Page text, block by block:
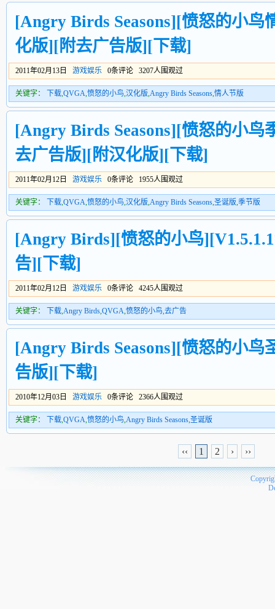
[Angry Birds Seasons][愤怒的小鸟
化版][附去广告版][下载]
2011年02月13日 游戏娱乐 0条评论 3207人围观过
关键字： 下载,QVGA,愤怒的小鸟,汉化版,Angry Birds Seasons,情人节版
[Angry Birds Seasons][愤怒的小鸟
去广告版][附汉化版][下载]
2011年02月12日 游戏娱乐 0条评论 1955人围观过
关键字： 下载,QVGA,愤怒的小鸟,汉化版,Angry Birds Seasons,圣诞版,季节版
[Angry Birds][愤怒的小鸟
告][下载]
2011年02月12日 游戏娱乐 0条评论 4245人围观过
关键字： 下载,Angry Birds,QVGA,愤怒的小鸟,去广告
[Angry Birds Seasons][愤怒的小鸟
告版][下载]
2010年12月03日 游戏娱乐 0条评论 2366人围观过
关键字： 下载,QVGA,愤怒的小鸟,Angry Birds Seasons,圣诞版
‹‹ 1 2 › ››